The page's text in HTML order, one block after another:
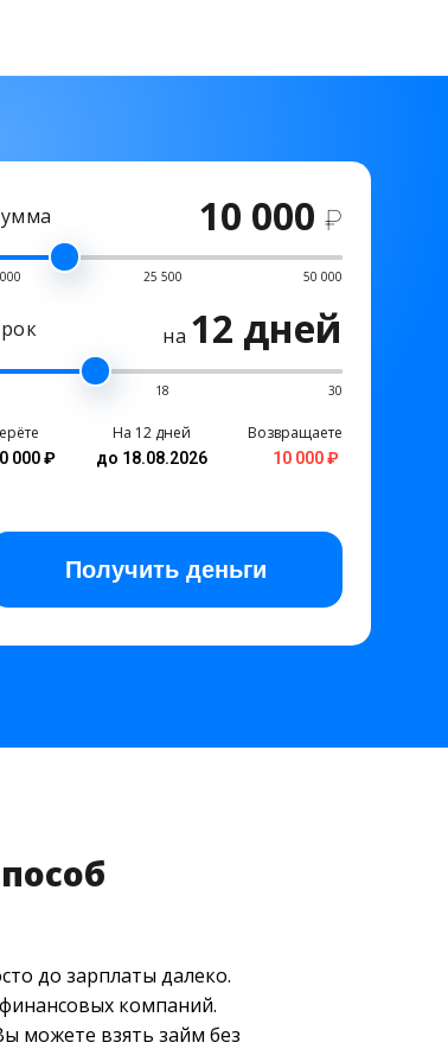
10 000 ₽
25 500 50 000
на 12 дней
18 30
000 ₽
На 12 дней
до 18.08.2026
Возвращаете
10 000 ₽
Получить деньги
до зарплаты далеко.
компаний.
можете взять займ без